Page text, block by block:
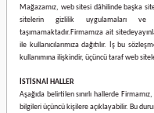
Mağazamız, web sitesi dâhilinde başka
sitelerin gizlilik uygulamaları
taşımamaktadır.Firmamıza ait sitede
ile kullanıcılarımıza dağıtılır. İş bu
kullanımına ilişkindir, üçüncü taraf web
İSTİSNAİ HALLER
Aşağıda belirtilen sınırlı hallerde
bilgileri üçüncü kişilere açıklayabilir. Bu